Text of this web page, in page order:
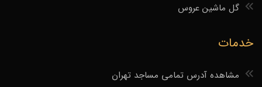
گل ماشین عروس
خدمات
مشاهده آدرس تمامی مساجد تهران